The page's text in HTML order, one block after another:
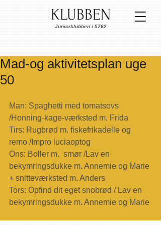
KLUBBEN
Juniorklubben i 5762
Mad-og aktivitetsplan uge
50
Man: Spaghetti med tomatsovs
/Honning-kage-værksted m. Frida
Tirs: Rugbrød m. fiskefrikadelle og
remo /Impro luciaoptog
Ons: Boller m.  smør /Lav en
bekymringsdukke m. Annemie og Marie
+ snitteværksted m. Anders
Tors: Opfind dit eget snobrød / Lav en
bekymringsdukke m. Annemie og Marie